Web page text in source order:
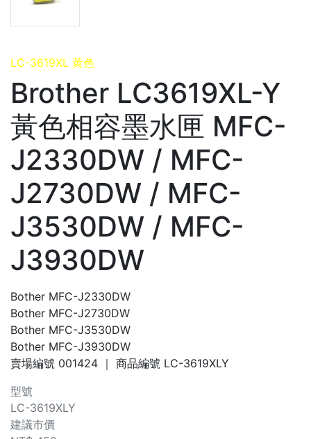
LC-3619XL 黃色
Brother LC3619XL-Y
黃色相容墨水匣 MFC-
J2330DW / MFC-
J2730DW / MFC-
J3530DW / MFC-
J3930DW
Bother MFC-J2330DW
Bother MFC-J2730DW
Bother MFC-J3530DW
Bother MFC-J3930DW
賣場編號 001424 ｜ 商品編號 LC-3619XLY
型號
LC-3619XLY
建議市價